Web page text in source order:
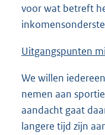
voor wat betreft
Uitgangspunten
We willen
nemen aan
aandacht gaat
langere tijd zijn